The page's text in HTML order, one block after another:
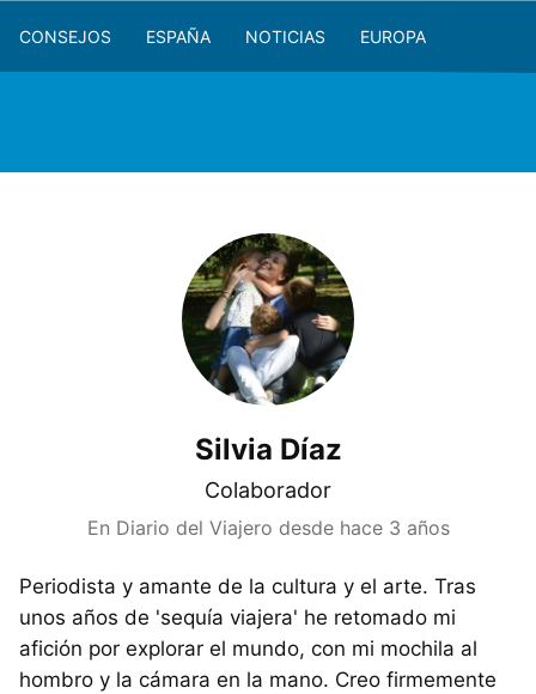
CONSEJOS ESPAÑA NOTICIAS EUROPA
Silvia Díaz
Colaborador
En Diario del Viajero desde hace 3 años
Periodista y amante de la cultura y el arte. Tras
unos años de 'sequía viajera' he retomado mi
afición por explorar el mundo, con mi mochila al
hombro y la cámara en la mano. Creo firmemente